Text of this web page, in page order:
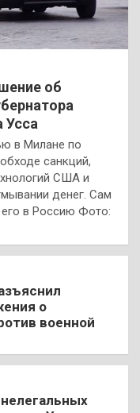
об
Усса
в Милане по
санкций,
США и
денег. Сам
в Россию Фото:
о
военной